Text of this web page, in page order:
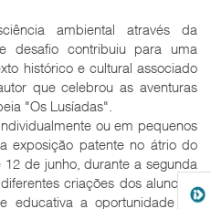
ambiental através da
desafio contribuiu para uma
histórico e cultural associado
que celebrou as aventuras
"Os Lusíadas".
ou em pequenos
exposição patente no átrio do
de junho, durante a segunda
criações dos alunos e
educativa a oportunidade de